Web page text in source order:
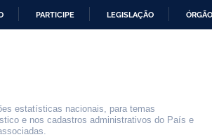
PARTICIPE LEGISLAÇÃO
estatísticas nacionais, para temas
e nos cadastros administrativos do País e